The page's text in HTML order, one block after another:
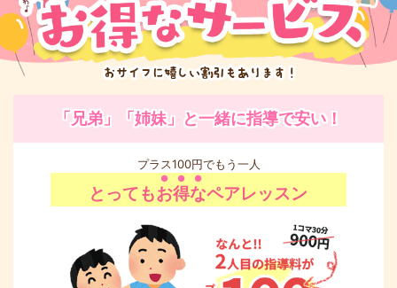
「兄弟」「姉妹」と一緒に指導で安い！
プラス100円でもう一人
とってもお得なペアレッスン